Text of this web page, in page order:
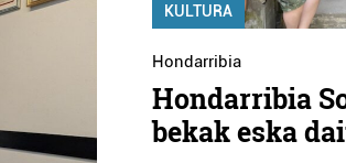
KULTURA
Hondarribia
Hondarribia
bekak eska